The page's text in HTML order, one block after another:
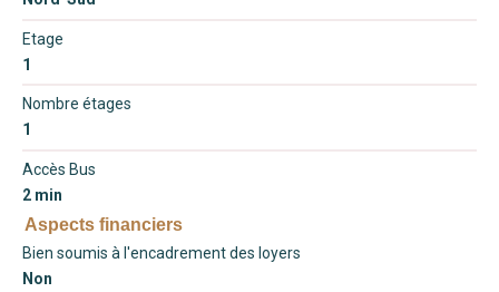
Etage
1
Nombre étages
1
Accès Bus
2 min
Aspects financiers
Bien soumis à l'encadrement des loyers
Non